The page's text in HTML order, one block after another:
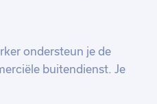
ondersteun je de
buitendienst. Je
zoals het